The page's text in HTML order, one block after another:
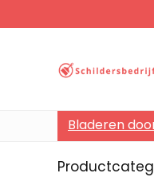
Bladeren